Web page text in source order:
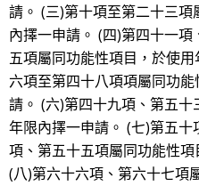
請。 (三)第十項至第二十三
內擇一申請。 (四)第四十一
五項屬同功能性項目，於使
六項至第四十八項項屬同功
請。 (六)第四十九項、第五
年限內擇一申請。 (七)第五
項、第五十五項屬同功能性
(八)第六十六項、第六十七項